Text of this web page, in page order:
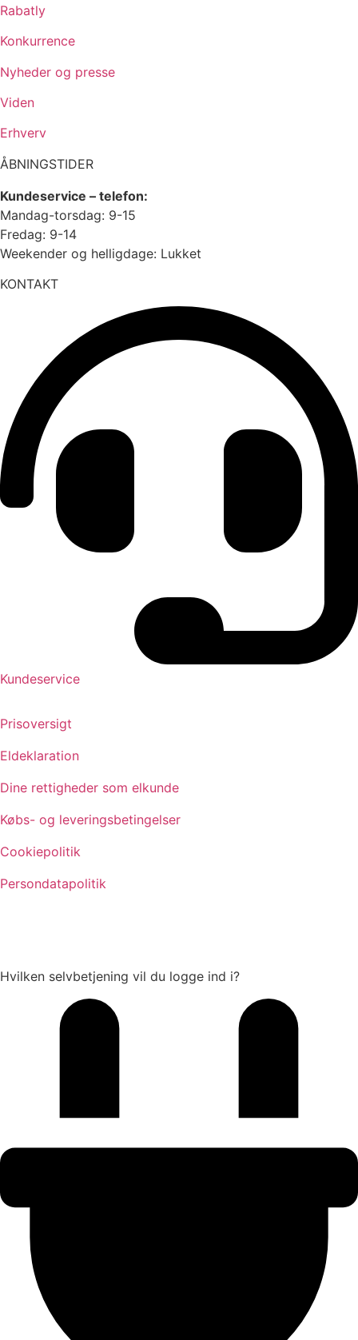
Rabatly
Konkurrence
Nyheder og presse
Viden
Erhverv
ÅBNINGSTIDER
Kundeservice – telefon:
Mandag-torsdag: 9-15
Fredag: 9-14
Weekender og helligdage: Lukket
KONTAKT
Kundeservice
Prisoversigt
Eldeklaration
Dine rettigheder som elkunde
Købs- og leveringsbetingelser
Cookiepolitik
Persondatapolitik
Hvilken selvbetjening vil du logge ind i?